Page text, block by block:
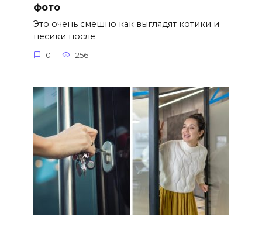
фото
Это очень смешно как выглядят котики и
песики после
0 256